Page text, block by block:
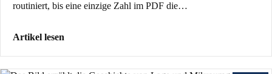
routiniert, bis eine einzige Zahl im PDF die…
Artikel lesen